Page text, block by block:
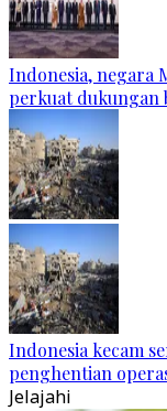
Indonesia, negara
perkuat dukungan
Indonesia kecam
penghentian
Jelajahi